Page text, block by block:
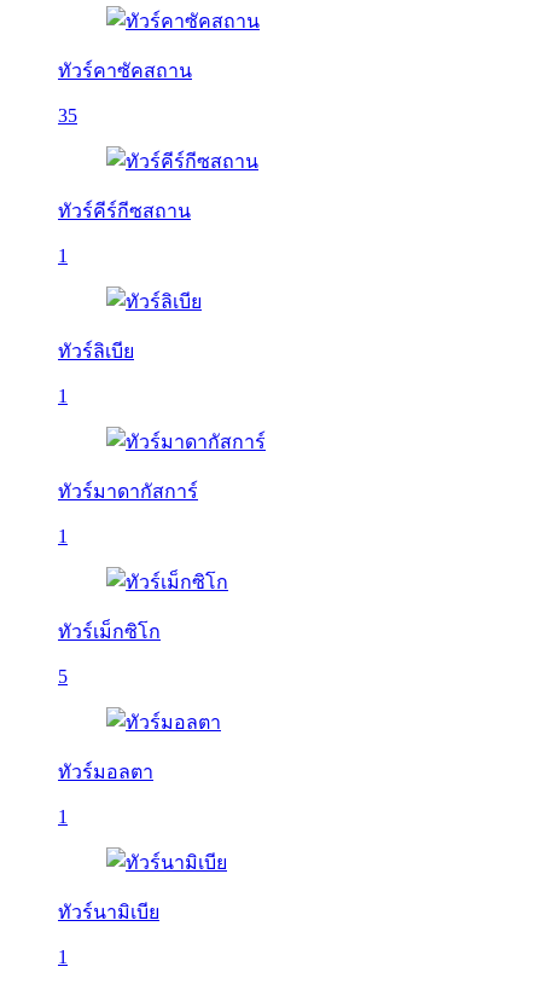
ทัวร์คาซัคสถาน
35
ทัวร์คีร์กีซสถาน
1
ทัวร์ลิเบีย
1
ทัวร์มาดากัสการ์
1
ทัวร์เม็กซิโก
5
ทัวร์มอลตา
1
ทัวร์นามิเบีย
1